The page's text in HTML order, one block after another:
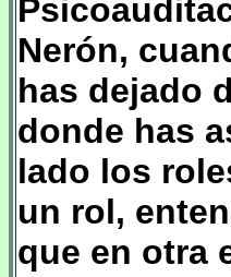
Nerón,
has dejado
donde has
lado los
un rol,
que en otra